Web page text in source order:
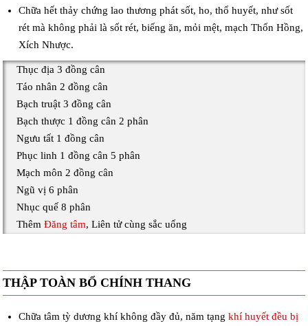
Chữa hết thảy chứng lao thương phát sốt, ho, thổ huyết, như sốt
rét mà không phải là sốt rét, biếng ăn, mỏi mệt, mạch Thốn Hồng,
Xích Nhược.
Thục địa 3 đồng cân
Táo nhân 2 đồng cân
Bạch truật 3 đồng cân
Bạch thược 1 đồng cân 2 phân
Ngưu tất 1 đồng cân
Phục linh 1 đồng cân 5 phân
Mạch môn 2 đồng cân
Ngũ vị 6 phân
Nhục quế 8 phân
ThêmĐăng tâm, Liên tử cùng sắc uống
THẬP TOÀN BỔ CHÍNH THANG
Chữa tâm tỳ dương khí không đầy đủ, năm tạng khí huyết đều bị